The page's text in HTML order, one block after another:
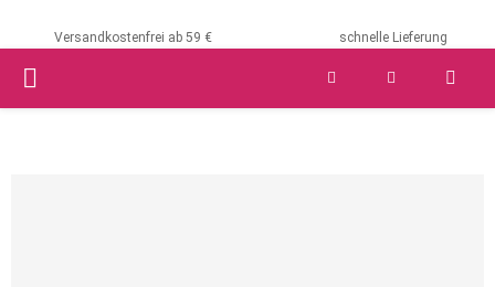
Versandkostenfrei ab 59 € schnelle Lieferung
PRIMARY